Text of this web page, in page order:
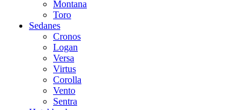
Montana
Toro
Sedanes
Cronos
Logan
Versa
Virtus
Corolla
Vento
Sentra